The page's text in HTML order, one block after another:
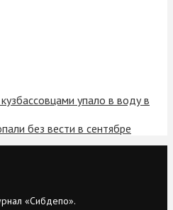
упало в воду в
без вести в сентябре
«Сибдепо».